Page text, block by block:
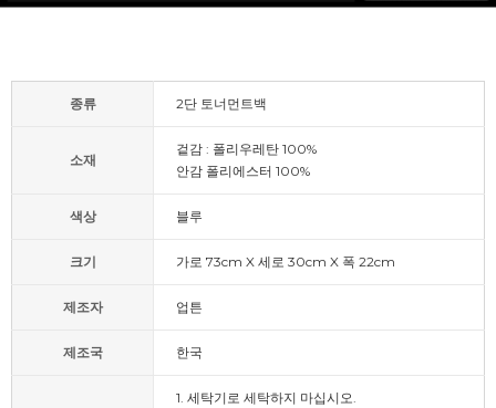
종류 2단 토너먼트백
소재
겉감 : 폴리우레탄 100%
안감 폴리에스터 100%
색상 블루
크기 가로 73cm X 세로 30cm X 폭 22cm
제조자 업튼
제조국 한국
1. 세탁기로 세탁하지 마십시오.